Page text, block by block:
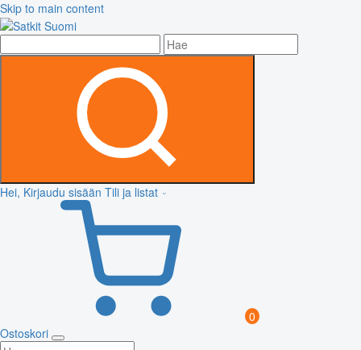
Skip to main content
Hei, Kirjaudu sisään Tili ja listat
0
Ostoskori